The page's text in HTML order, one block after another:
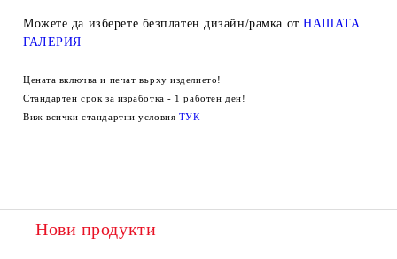
Можете да изберете безплатен дизайн/рамка отНАШАТА
ГАЛЕРИЯ
Цената включва и печат върху изделието!
Стандартен срок за изработка - 1 работен ден!
Виж всички стандартни условия ТУК
Нови продукти